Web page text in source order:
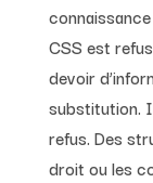
CSS est
devoir
substitution.
refus. Des
droit ou les